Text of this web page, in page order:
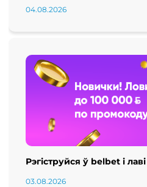
04.08.2026
Рэгіструйся ў belbet і
03.08.2026